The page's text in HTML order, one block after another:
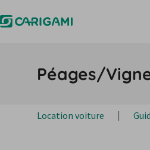
Péages/
Location voiture